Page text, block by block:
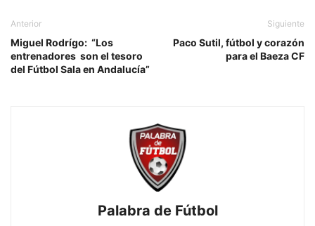
Anterior
Miguel Rodrígo: “Los
entrenadores son el tesoro
del Fútbol Sala en Andalucía”
Siguiente
Paco Sutil, fútbol y corazón
para el Baeza CF
Palabra de Fútbol